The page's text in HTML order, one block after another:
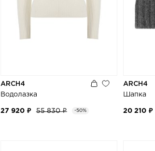
ARCH4
Водолазка
27 920 ₽ 55 830 ₽ -50%
ARCH4
Шапка
20 210 ₽